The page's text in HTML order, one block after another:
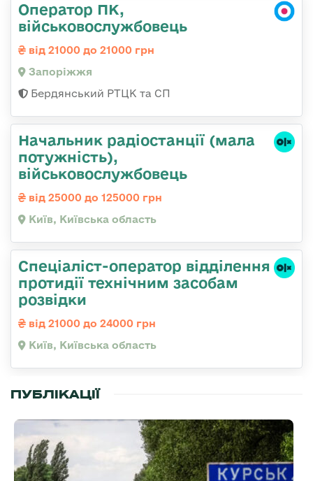
Оператор ПК,
військовослужбовець
від 21000 до 21000 грн
Запоріжжя
Бердянський РТЦК та СП
Начальник pадіостанції (мала
потужність),
військовослужбовець
від 25000 до 125000 грн
Київ, Київська область
Спеціаліст-оператор відділення
протидії технічним засобам
розвідки
від 21000 до 24000 грн
Київ, Київська область
ПУБЛІКАЦІЇ